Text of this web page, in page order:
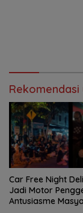
Rekomendasi
Car Free Night
Jadi Motor
Antusiasme